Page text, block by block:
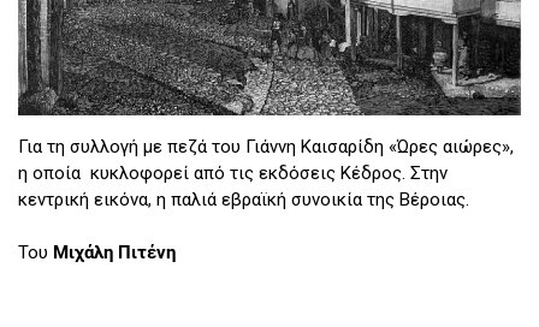
Για τη συλλογή με πεζά του Γιάννη Καισαρίδη «Ώρες αιώρες»,
η οποία κυκλοφορεί από τις εκδόσεις Κέδρος. Στην
κεντρική εικόνα, η παλιά εβραϊκή συνοικία της Βέροιας.
Του Μιχάλη Πιτένη